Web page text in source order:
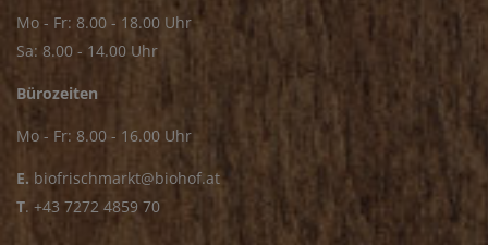
Mo - Fr: 8.00 - 18.00 Uhr
Sa: 8.00 - 14.00 Uhr
Bürozeiten
Mo - Fr: 8.00 - 16.00 Uhr
E. biofrischmarkt@biohof.at
T. +43 7272 4859 70